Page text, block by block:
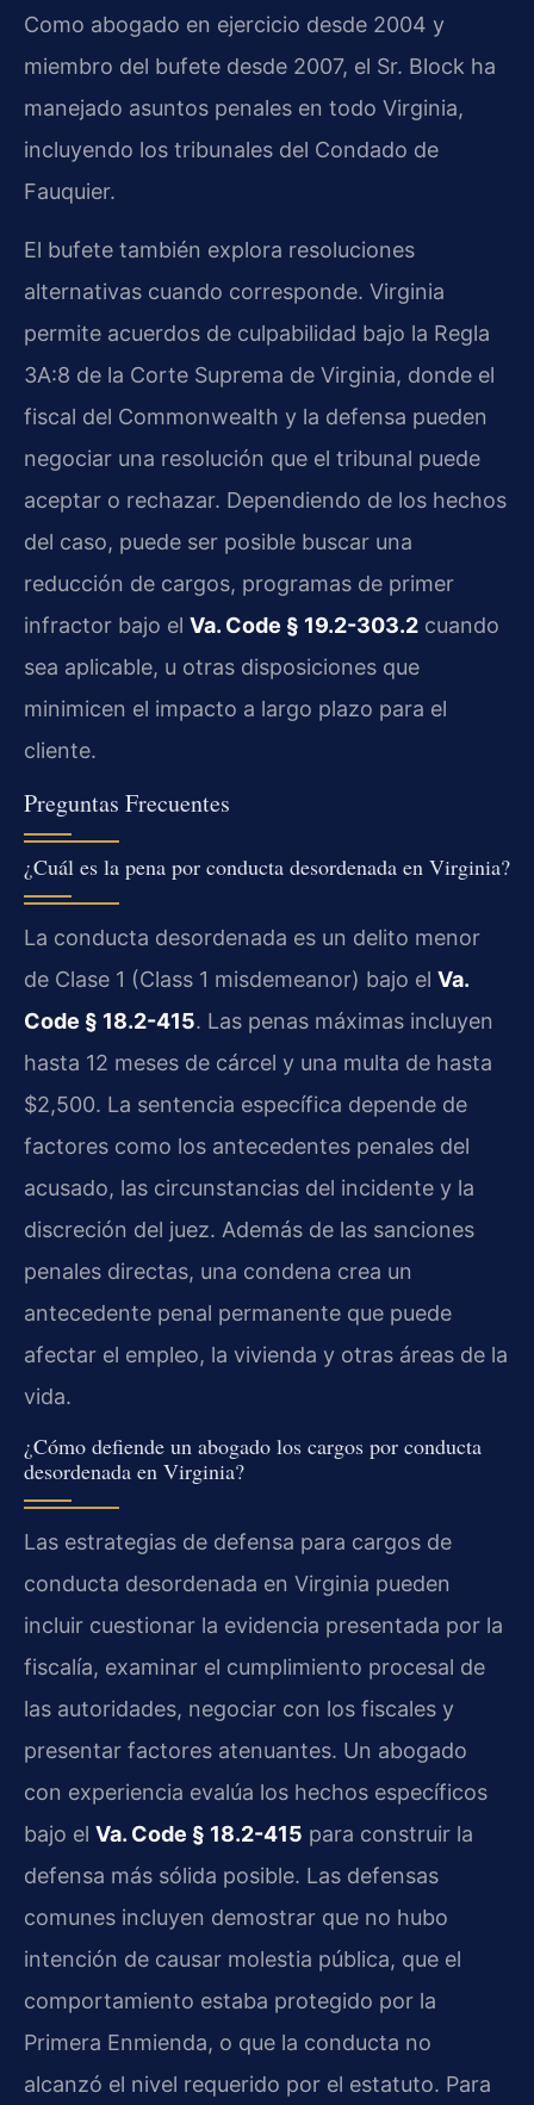
Como abogado en ejercicio desde 2004 y
miembro del bufete desde 2007, el Sr. Block ha
manejado asuntos penales en todo Virginia,
incluyendo los tribunales del Condado de
Fauquier.
El bufete también explora resoluciones
alternativas cuando corresponde. Virginia
permite acuerdos de culpabilidad bajo la Regla
3A:8 de la Corte Suprema de Virginia, donde el
fiscal del Commonwealth y la defensa pueden
negociar una resolución que el tribunal puede
aceptar o rechazar. Dependiendo de los hechos
del caso, puede ser posible buscar una
reducción de cargos, programas de primer
infractor bajo el Va. Code § 19.2-303.2 cuando
sea aplicable, u otras disposiciones que
minimicen el impacto a largo plazo para el
cliente.
Preguntas Frecuentes
¿Cuál es la pena por conducta desordenada en Virginia?
La conducta desordenada es un delito menor
de Clase 1 (Class 1 misdemeanor) bajo el Va.
Code § 18.2-415. Las penas máximas incluyen
hasta 12 meses de cárcel y una multa de hasta
$2,500. La sentencia específica depende de
factores como los antecedentes penales del
acusado, las circunstancias del incidente y la
discreción del juez. Además de las sanciones
penales directas, una condena crea un
antecedente penal permanente que puede
afectar el empleo, la vivienda y otras áreas de la
vida.
¿Cómo defiende un abogado los cargos por conducta
desordenada en Virginia?
Las estrategias de defensa para cargos de
conducta desordenada en Virginia pueden
incluir cuestionar la evidencia presentada por la
fiscalía, examinar el cumplimiento procesal de
las autoridades, negociar con los fiscales y
presentar factores atenuantes. Un abogado
con experiencia evalúa los hechos específicos
bajo el Va. Code § 18.2-415 para construir la
defensa más sólida posible. Las defensas
comunes incluyen demostrar que no hubo
intención de causar molestia pública, que el
comportamiento estaba protegido por la
Primera Enmienda, o que la conducta no
alcanzó el nivel requerido por el estatuto. Para